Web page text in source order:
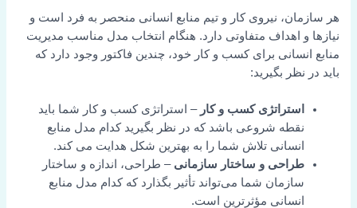
هر سازمان، نیروی کار و تیم منابع انسانی منحصر به فرد است و
نیازها و اهداف متفاوتی دارد. هنگام انتخاب مدل مناسب مدیریت
منابع انسانی برای کسب و کار خود، چندین فاکتور وجود دارد که
باید در نظر بگیرید:
استراتژی کسب و کار – استراتژی کسب و کار شما باید
نقطه شروعی باشد که در نظر بگیرید کدام مدل منابع
انسانی تلاش شما را به بهترین شکل هدایت می کند.
طراحی و ساختار سازمانی – طراحی، اندازه و ساختار
سازمان شما می‌تواند تأثیر بگذارد که کدام مدل منابع
انسانی مؤثرترین است.